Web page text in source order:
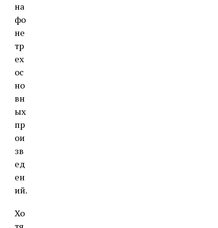
на
фо
не
тр
ех
ос
но
вн
ых
пр
ои
зв
ед
ен
ий.
Хо